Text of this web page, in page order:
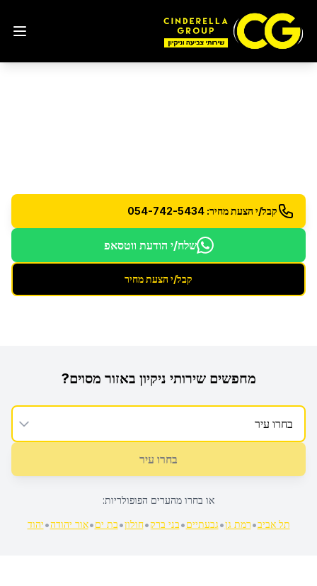
קבל/י הצעת מחיר: 054-742-5434
שלח/י הודעת ווטסאפ
קבל/י הצעת מחיר
מחפשיםשירותי ניקיון באזור מסוים?
בחרו עיר
או בחרו מהערים הפופולריות:
תל אביב•רמת גן•גבעתיים•בני ברק•חולון•בת ים•אור יהודה•יהוד